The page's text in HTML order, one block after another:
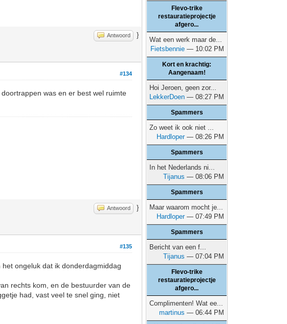
Antwoord }
#134
was en er best wel ruimte
Antwoord }
#135
ongeluk dat ik donderdagmiddag
rechts kom, en de bestuurder van de
had, vast veel te snel ging, niet
Flevo-trike
restauratieprojectje
afgero...
Wat een werk maar de...
Fietsbennie — 10:02 PM
Kort en krachtig:
Aangenaam!
Hoi Jeroen, geen zor...
LekkerDoen — 08:27 PM
Spammers
Zo weet ik ook niet ...
Hardloper— 08:26 PM
Spammers
In het Nederlands ni...
Tijanus — 08:06 PM
Spammers
Maar waarom mocht je...
Hardloper— 07:49 PM
Spammers
Bericht van een f...
Tijanus — 07:04 PM
Flevo-trike
restauratieprojectje
afgero...
Complimenten! Wat ee...
martinus — 06:44 PM